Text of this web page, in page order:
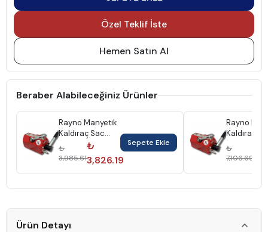
Özel Teklif İste
Hemen Satın Al
Beraber Alabileceğiniz Ürünler
Rayno Manyetik
Kaldıraç Sac
Kapma 100Kg
Ryn11250
₺
3,985.61
₺
3,826.19
Sepete Ekle
Rayno
Kaldıraç
Kapma
Ryn11252
₺
7,106.69
Ürün Detayı